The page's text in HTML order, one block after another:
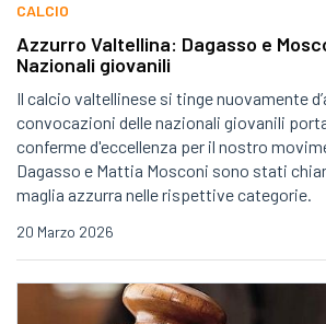
CALCIO
Azzurro Valtellina: Dagasso e
Nazionali giovanili
Il calcio valtellinese si tinge nuovamente
convocazioni delle nazionali giovanili
conferme d'eccellenza per il nostro
Dagasso e Mattia Mosconi sono stati
maglia azzurra nelle rispettive categorie.
20 Marzo 2026